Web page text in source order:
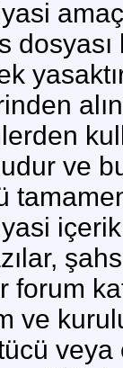
ve
ve
veya